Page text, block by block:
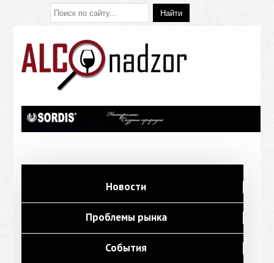
Новости
Проблемы рынка
События